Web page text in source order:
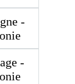
-
-